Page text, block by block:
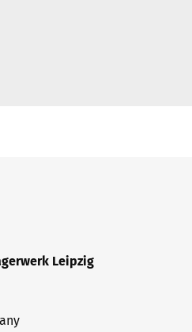
Leipzig